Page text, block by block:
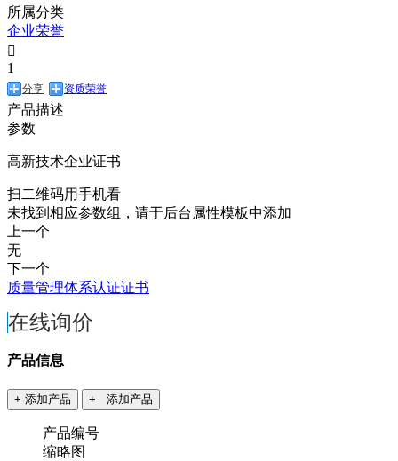
所属分类
企业荣誉

1
分享 资质荣誉
产品描述
参数
高新技术企业证书
扫二维码用手机看
未找到相应参数组，请于后台属性模板中添加
上一个
无
下一个
质量管理体系认证证书
在线询价
产品信息
+ 添加产品 + 添加产品
产品编号
缩略图